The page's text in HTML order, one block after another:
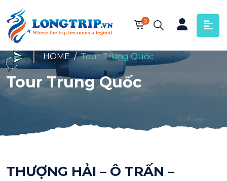
0
HOME Tour Trung Quốc
Tour Trung Quốc
THƯỢNG HẢI – Ô TRẤN –